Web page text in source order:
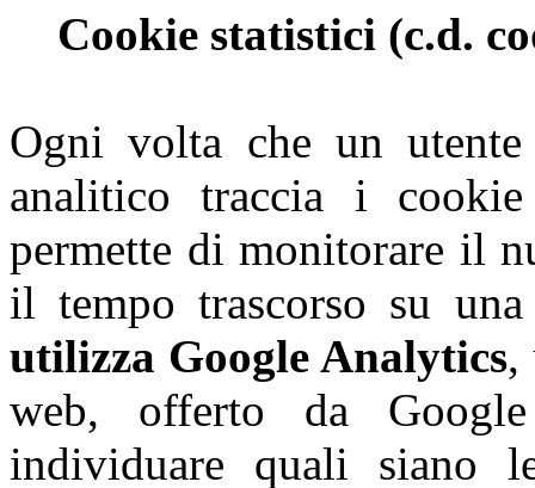
Cookie statistici (c.d.
Ogni volta che un
analitico traccia i
permette di monitorare il
il tempo trascorso su
utilizza Google Analytics,
web, offerto da
individuare quali siano